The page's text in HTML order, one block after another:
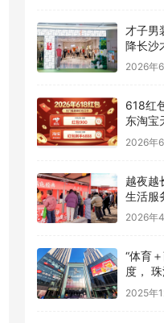
才子男
降长沙才子
实力赋
2026年
618红
东淘宝
一波领
最便
解，一
2026年
越夜越
生活服
这场嘉
2026年
“体育
度，
流量激
2025年